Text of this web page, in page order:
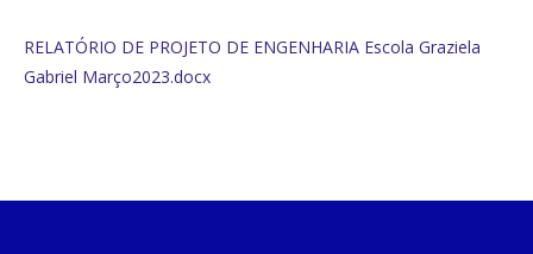
RELATÓRIO DE PROJETO DE ENGENHARIA Escola Graziela
Gabriel Março2023.docx